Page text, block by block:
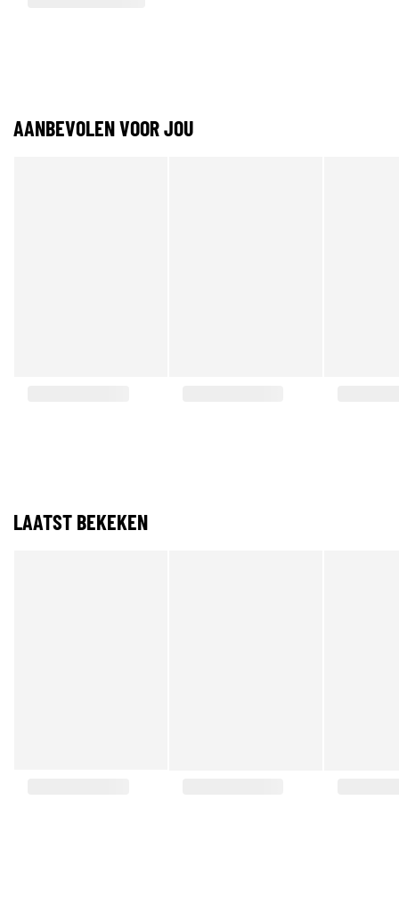
AANBEVOLEN VOOR JOU
LAATST BEKEKEN